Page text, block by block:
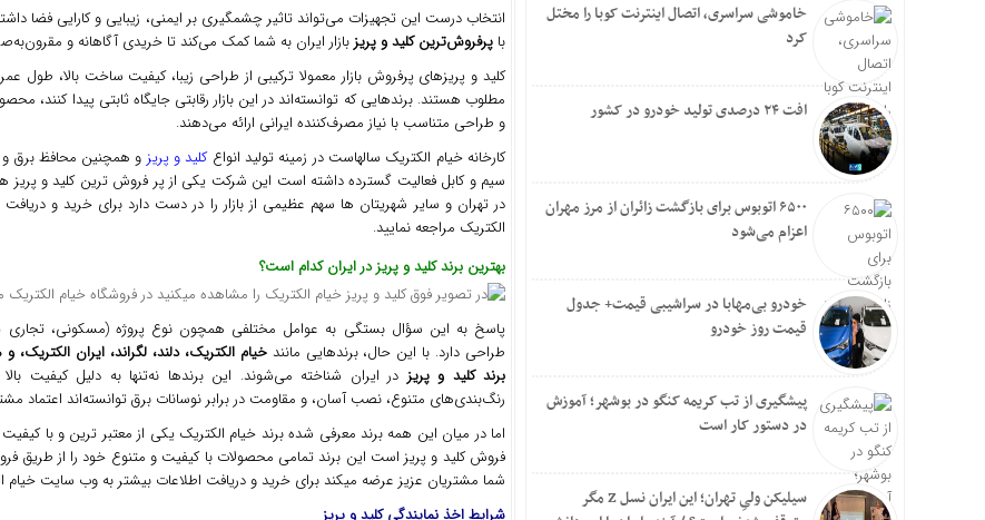
خاموشی سراسری، اتصال اینترنت کوبا را مختل
کرد
افت ۲۴ درصدی تولید خودرو در کشور
۶۵۰۰ اتوبوس برای بازگشت زائران از مرز مهران
اعزام می‌شود
خودرو بی‌مهابا در سراشیبی قیمت+ جدول
قیمت روز خودرو
پیشگیری از تب کریمه کنگو در بوشهر؛ آموزش
در دستور کار است
سیلیکن ولیِ تهران؛ این ایران نسل Z مگر
انتخاب درست این تجهیزات می‌تواند تاثیر چشمگیری بر ایمنی، زیبایی و کارایی فضا
با پرفروش‌ترین کلید و پریزبازار ایران به شما کمک می‌کند تا خریدی آگاهانه و
کلید و پریزهای پرفروش بازار معمولا ترکیبی از طراحی زیبا، کیفیت ساخت بالا،
مطلوب هستند. برندهایی که توانسته‌اند در این بازار رقابتی جایگاه ثابتی پیدا کنند،
و طراحی متناسب با نیاز مصرف‌کننده ایرانی ارائه می‌دهند.
کارخانه خیام الکتریک سالهاست در زمینه تولید انواعکلید و پریز و همچنین محافظ برق و
سیم و کابل فعالیت گسترده داشته است این شرکت یکی از پر فروش ترین کلید و پریز های
در تهران و سایر شهریتان ها سهم عظیمی از بازار را در دست دارد برای خرید و
الکتریک مراجعه نمایید.
بهترین برند کلید و پریز در ایران کدام است؟
پاسخ به این سؤال بستگی به عوامل مختلفی همچون نوع پروژه (مسکونی، تجاری
طراحی دارد. با این حال، برندهایی مانندخیام الکتریک، دلند، لگراند، ایران الکتریک،
برند کلید و پریز در ایران شناخته می‌شوند. این برندها نه‌تنها به دلیل کیفیت
رنگ‌بندی‌های متنوع، نصب آسان، و مقاومت در برابر نوسانات برق توانسته‌اند اعتماد
اما در میان این همه برند معرفی شده برند خیام الکتریک یکی از معتبر ترین و با کیفیت
فروش کلید و پریز است این برند تمامی محصولات با کیفیت و متنوع خود را از طریق
شما مشتریان عزیز عرضه میکند برای خرید و دریافت اطلاعات بیشتر به وب سایت خیام
شرایط اخذ نمایندگی کلید و پریز